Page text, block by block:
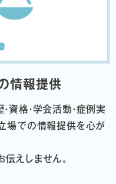
情報提供
資格・学会活動・症例実
場での情報提供を心が
えしません。